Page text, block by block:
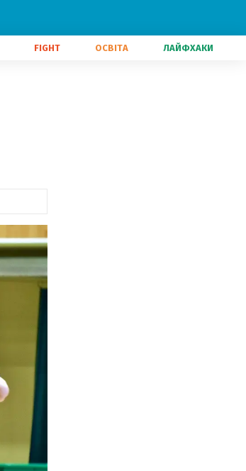
FIGHT ОСВІТА ЛАЙФХАКИ